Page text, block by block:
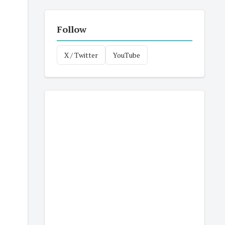
Follow
X / Twitter YouTube